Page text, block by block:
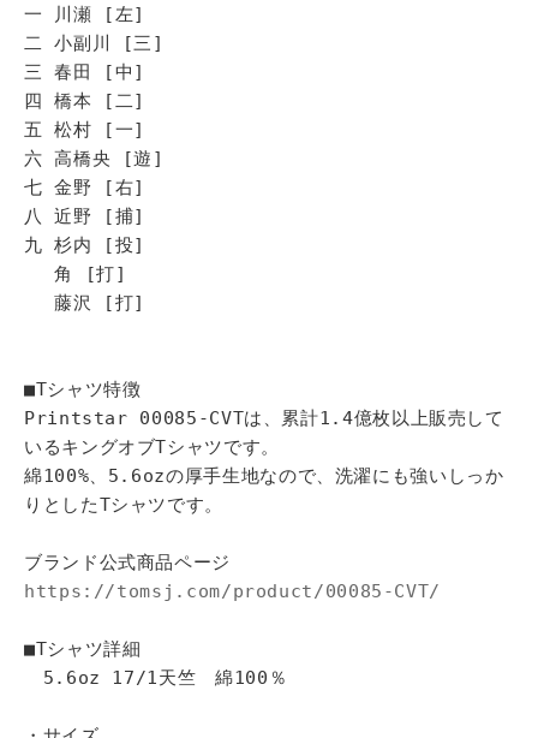
一 川瀬 [左]
二 小副川 [三]
三 春田 [中]
四 橋本 [二]
五 松村 [一]
六 高橋央 [遊]
七 金野 [右]
八 近野 [捕]
九 杉内 [投]
角 [打]
藤沢 [打]
■Tシャツ特徴
Printstar 00085-CVTは、累計1.4億枚以上販売して
いるキングオブTシャツです。
綿100%、5.6ozの厚手生地なので、洗濯にも強いしっか
りとしたTシャツです。
ブランド公式商品ページ
https://tomsj.com/product/00085-CVT/
■Tシャツ詳細
5.6oz 17/1天竺 綿100％